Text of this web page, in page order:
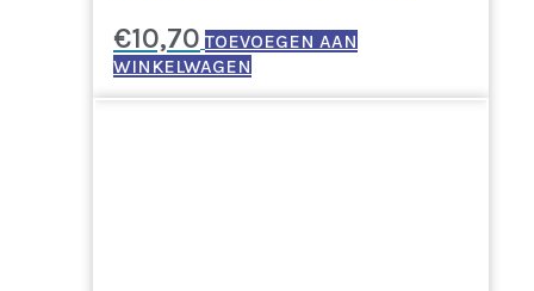
€10,70 TOEVOEGEN AAN
WINKELWAGEN